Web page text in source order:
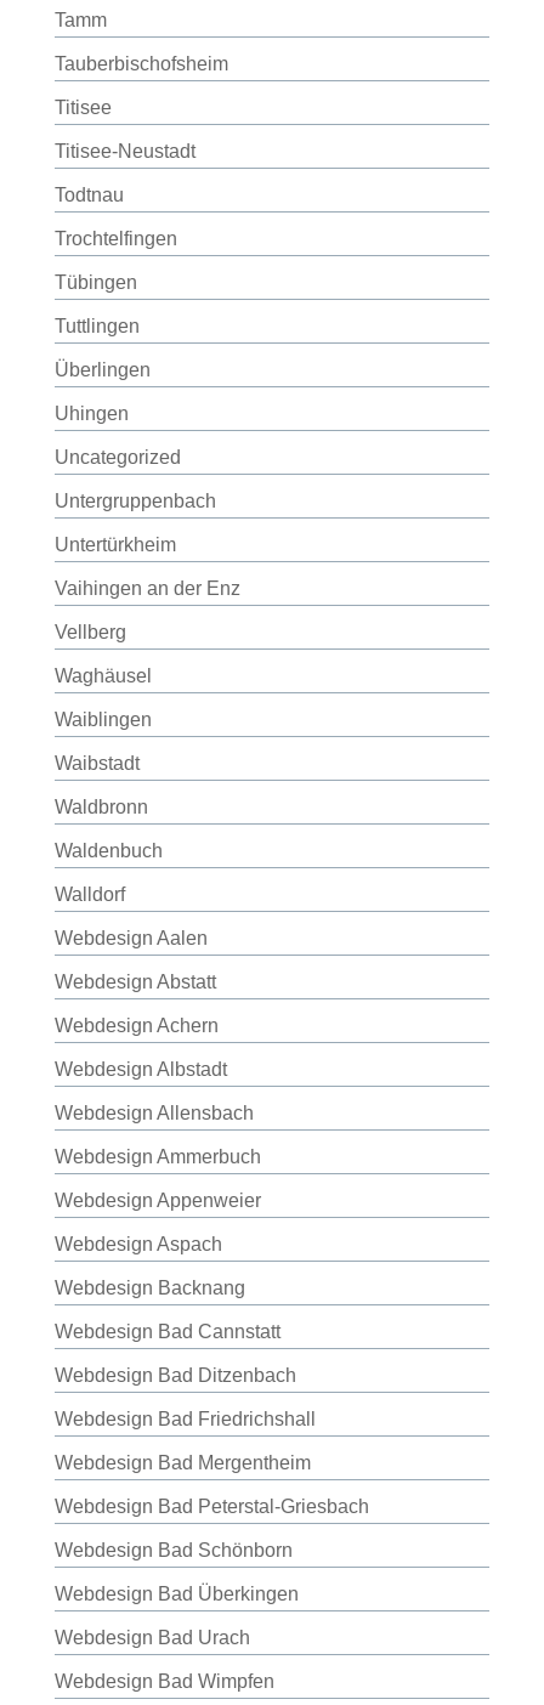
Tamm
Tauberbischofsheim
Titisee
Titisee-Neustadt
Todtnau
Trochtelfingen
Tübingen
Tuttlingen
Überlingen
Uhingen
Uncategorized
Untergruppenbach
Untertürkheim
Vaihingen an der Enz
Vellberg
Waghäusel
Waiblingen
Waibstadt
Waldbronn
Waldenbuch
Walldorf
Webdesign Aalen
Webdesign Abstatt
Webdesign Achern
Webdesign Albstadt
Webdesign Allensbach
Webdesign Ammerbuch
Webdesign Appenweier
Webdesign Aspach
Webdesign Backnang
Webdesign Bad Cannstatt
Webdesign Bad Ditzenbach
Webdesign Bad Friedrichshall
Webdesign Bad Mergentheim
Webdesign Bad Peterstal-Griesbach
Webdesign Bad Schönborn
Webdesign Bad Überkingen
Webdesign Bad Urach
Webdesign Bad Wimpfen